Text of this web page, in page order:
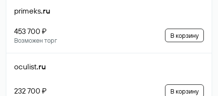
primeks.ru
453 700 ₽
Возможен торг
В корзину
oculist.ru
232 700 ₽ В корзину